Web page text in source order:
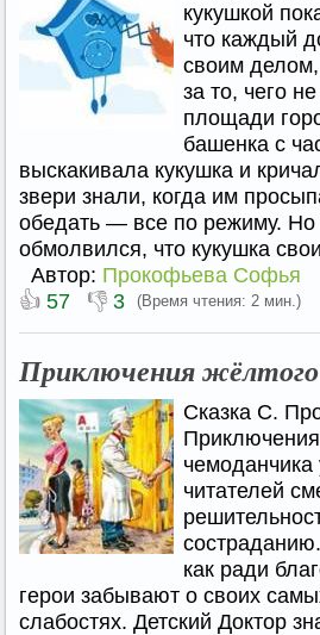
кукушкой
что каждый
своим
за то, чего
площади
башенка с
выскакивала кукушка и
звери знали, когда им
обедать — все по режиму. Но
обмолвился, что кукушка
Автор: Прокофьева Софья
👍 57 👎 3 (Время чтения: 2 мин.)
Приключения
Сказка С.
чемоданчика
читателей
как ради
герои забывают о своих
слабостях. Детский Доктор